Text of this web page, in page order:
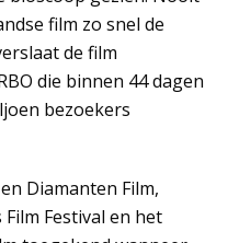
film zo snel de
de film
die binnen 44 dagen
bezoekers
Diamanten Film,
Festival en het